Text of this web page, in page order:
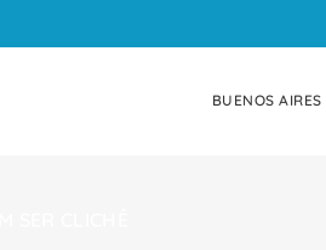
BUENOS AIRES